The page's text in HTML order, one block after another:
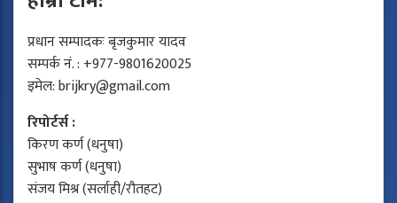
प्रधान सम्पादकः बृजकुमार यादव
सम्पर्क नं. : +977-9801620025
इमेल:brijkry@gmail.com
रिपोर्टर्स :
किरण कर्ण (धनुषा)
सुभाष कर्ण (धनुषा)
संजय मिश्र (सर्लाही/रौतहट)